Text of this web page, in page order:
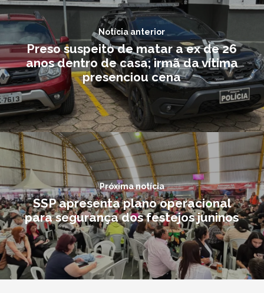
Notícia anterior
Preso suspeito de matar a ex de 26
anos dentro de casa; irmã da vítima
presenciou cena
Próxima notícia
SSP apresenta plano operacional
para segurança dos festejos juninos